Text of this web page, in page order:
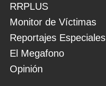
RRPLUS
Monitor de Víctimas
Reportajes Especiales
El Megafono
Opinión